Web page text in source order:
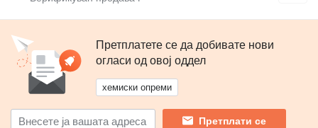
Претплатете се да добивате нови
огласи од овој оддел
хемиски опреми
Претплати се